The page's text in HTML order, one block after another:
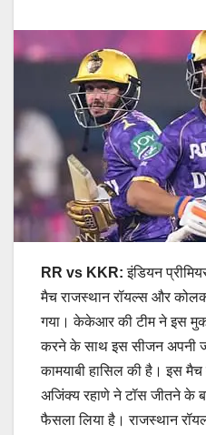
RR vs KKR: इंडियन
मैच राजस्थान रॉयल्स और
गया। केकेआर की टीम ने इस
करने के साथ इस सीजन अपनी
कामयाबी हासिल की है। इस
अजिंक्य रहाणे ने टॉस जीतने के
फैसला लिया है। राजस्थान